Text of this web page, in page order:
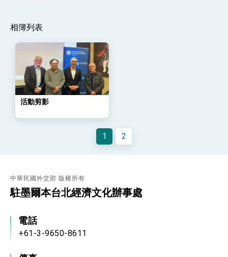
外交部與數位發展部攜手合作，整合台灣雄厚數
位實力，達成固邦榮邦目標
外交部長林佳龍主持第35次「參與亞太經濟合作
策略小組」跨部會會議
民調顯示多數國人滿意政府外交表現，高度支持
「總合外交」與台歐美日關係深化
年談話
總統主持「守護民主台灣國安行動方案」記者
會 強調以實力守護台海和平 以決心掌握國家
變局中 奮起的新臺灣 總統發表國慶演說
團結 迎風轉型 穩健前行
賴總統就職演說影片
外交部重要言論
相簿列表
活動剪影
1 2
中華民國外交部 版權所有
駐墨爾本台北經濟文化辦事處
電話
+61-3-9650-8611